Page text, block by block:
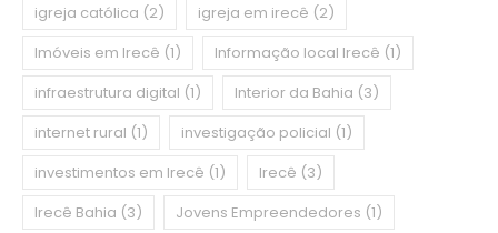
igreja católica (2) igreja em irecê (2)
Imóveis em Irecê (1) Informação local Irecê (1)
infraestrutura digital (1) Interior da Bahia (3)
internet rural (1) investigação policial (1)
investimentos em Irecê (1) Irecê (3)
Irecê Bahia (3) Jovens Empreendedores (1)